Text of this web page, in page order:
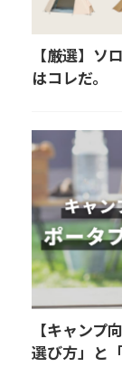
【厳選】ソ
はコレだ。
【キャンプ
選び方」と